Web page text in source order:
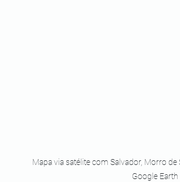
Mapa via satélite com Salvador, Morro de
Google Earth